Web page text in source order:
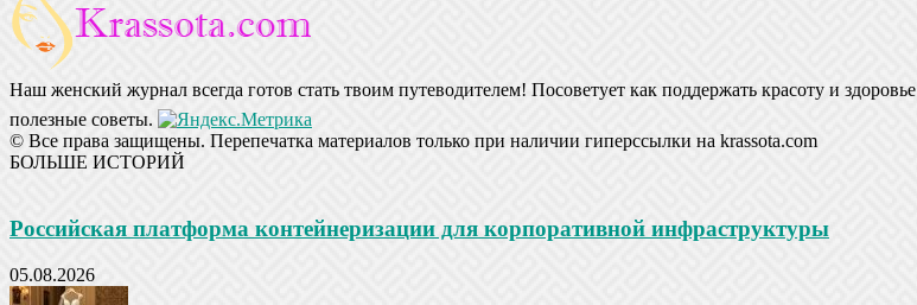
Наш женский журнал всегда готов стать твоим путеводителем! Посоветует как поддержать красоту и
полезные советы.
© Все права защищены. Перепечатка материалов только при наличии гиперссылки на krassota.com
БОЛЬШЕ ИСТОРИЙ
Российская платформа контейнеризации для корпоративной инфраструктуры
05.08.2026